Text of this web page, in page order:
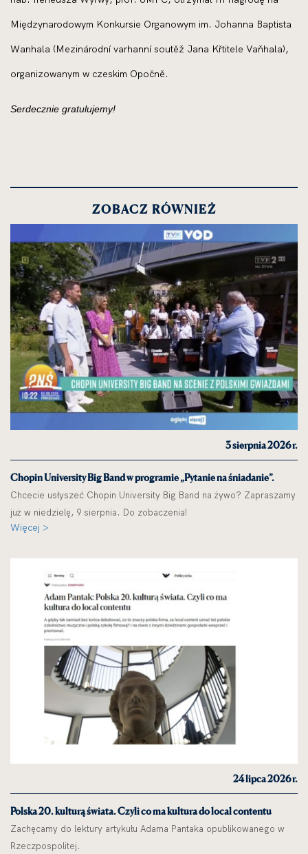
Międzynarodowym Konkursie Organowym im. Johanna Baptista
Wanhala (Mezinárodní varhanní soutěž Jana Křtitele Vaňhala),
organizowanym w czeskim Opočně.
Serdecznie gratulujemy!
ZOBACZ RÓWNIEŻ
3 sierpnia 2026 r.
Chopin University Big Band w programie „Pytanie na śniadanie”.
Chcecie usłyszeć Chopin University Big Band na żywo? Zapraszamy
już w niedzielę, 9 sierpnia. Do zobaczenia!
Więcej >
24 lipca 2026 r.
Polska 20. kulturą świata. Czyli co ma kultura do local contentu
Zachęcamy do lektury artykułu Adama Pantaka opublikowanego w
Rzeczpospolitej.